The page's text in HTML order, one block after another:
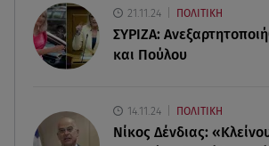
8 Αυγούστου: Σήμερα η Παγκόσμια
21.11.24 ΠΟΛΙΤΙΚΗ
ΣΥΡΙΖΑ:
και Πούλου
14.11.24 ΠΟΛΙΤΙΚΗ
Νίκος Δένδιας: